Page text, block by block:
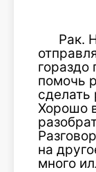
Рак.
гораздо
помочь
сделать
Хорошо
на
много